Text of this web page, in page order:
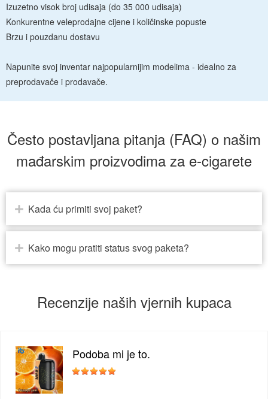
Izuzetno visok broj udisaja (do 35 000 udisaja)
Konkurentne veleprodajne cijene i količinske popuste
Brzu i pouzdanu dostavu
Napunite svoj inventar najpopularnijim modelima - idealno za
preprodavače i prodavače.
Često postavljana pitanja (FAQ) o našim
mađarskim proizvodima za e-cigarete
Kada ću primiti svoj paket?
Kako mogu pratiti status svog paketa?
Recenzije naših vjernih kupaca
Podoba mi je to.